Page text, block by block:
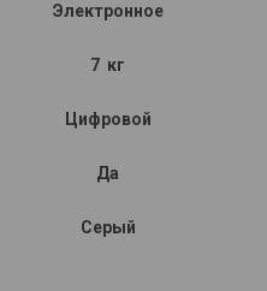
Электронное
7 кг
Цифровой
Да
Серый